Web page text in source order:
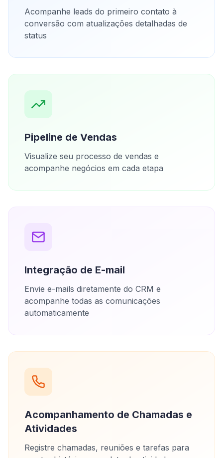
Acompanhe leads do primeiro contato à
conversão com atualizações detalhadas de
status
Pipeline de Vendas
Visualize seu processo de vendas e
acompanhe negócios em cada etapa
Integração de E-mail
Envie e-mails diretamente do CRM e
acompanhe todas as comunicações
automaticamente
Acompanhamento de Chamadas e
Atividades
Registre chamadas, reuniões e tarefas para